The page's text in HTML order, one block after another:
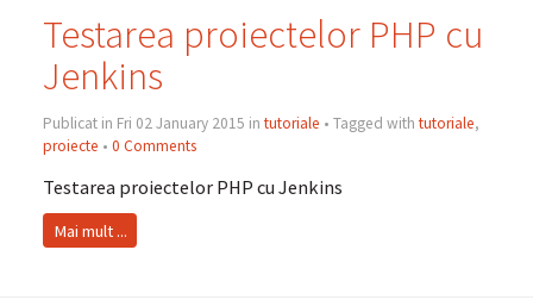
Testarea proiectelor PHP cu
Jenkins
Publicat in Fri 02 January 2015 in tutoriale • Tagged with tutoriale,
proiecte • 0 Comments
Testarea proiectelor PHP cu Jenkins
Mai mult ...